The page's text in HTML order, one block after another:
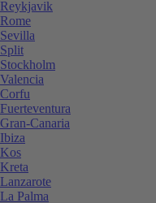
Reykjavik
Rome
Sevilla
Split
Stockholm
Valencia
Corfu
Fuerteventura
Gran-Canaria
Ibiza
Kos
Kreta
Lanzarote
La Palma